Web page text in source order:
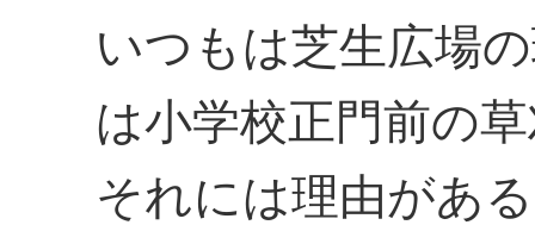
いつもは芝生広場
は小学校正門前の
それには理由があ